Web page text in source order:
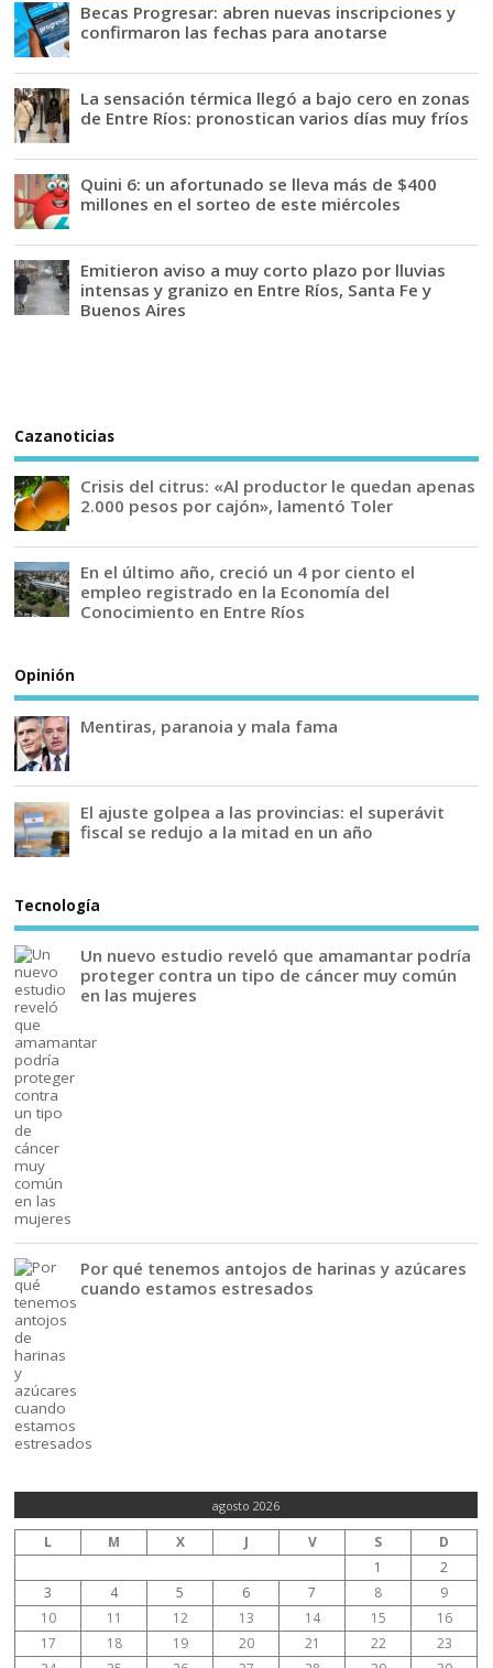
Becas Progresar: abren nuevas inscripciones y
confirmaron las fechas para anotarse
La sensación térmica llegó a bajo cero en zonas
de Entre Ríos: pronostican varios días muy fríos
Quini 6: un afortunado se lleva más de $400
millones en el sorteo de este miércoles
Emitieron aviso a muy corto plazo por lluvias
intensas y granizo en Entre Ríos, Santa Fe y
Buenos Aires
Cazanoticias
Crisis del citrus: «Al productor le quedan apenas
2.000 pesos por cajón», lamentó Toler
En el último año, creció un 4 por ciento el
empleo registrado en la Economía del
Conocimiento en Entre Ríos
Opinión
Mentiras, paranoia y mala fama
El ajuste golpea a las provincias: el superávit
fiscal se redujo a la mitad en un año
Tecnología
Un nuevo estudio reveló que amamantar podría
proteger contra un tipo de cáncer muy común
en las mujeres
Por qué tenemos antojos de harinas y azúcares
cuando estamos estresados
agosto 2026
L M X J V S
D
1
2
3
4 5 6 7 8
9
10
11 12 13 14 15
16
17
18 19 20 21 22
23